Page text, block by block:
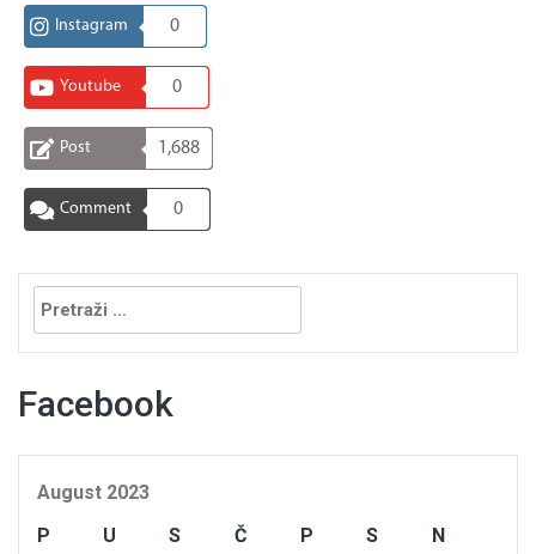
Instagram 0
Youtube 0
Post 1,688
Comment 0
Pretraga:
Facebook
August 2023
P
U S Č P S
N